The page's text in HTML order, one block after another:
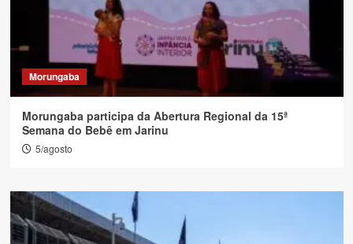
Morungaba
Morungaba participa da Abertura Regional da 15ª
Semana do Bebê em Jarinu
5/agosto